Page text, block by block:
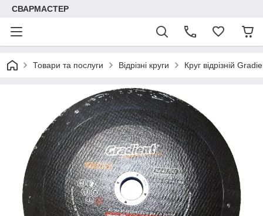
СВАРМАСТЕР
Товари та послуги Відрізні круги Круг відрізній